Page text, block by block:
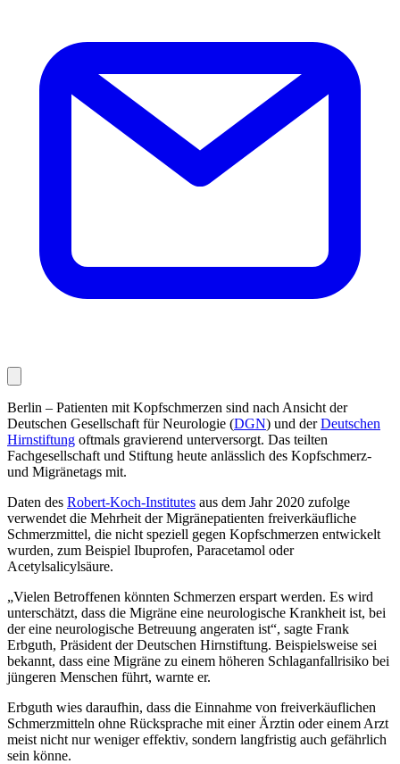
Berlin – Patienten mit Kopfschmerzen sind nach Ansicht der
Deutschen Gesellschaft für Neurologie (DGN) und derDeutschen
Hirnstiftung oftmals gravierend unterversorgt. Das teilten
Fachgesellschaft und Stiftung heute anlässlich des Kopfschmerz-
und Migränetags mit.
Daten des Robert-Koch-Institutes aus dem Jahr 2020 zufolge
verwendet die Mehrheit der Migränepatienten freiverkäufliche
Schmerzmittel, die nicht speziell gegen Kopfschmerzen entwickelt
wurden, zum Beispiel Ibuprofen, Paracetamol oder
Acetylsalicylsäure.
„Vielen Betroffenen könnten Schmerzen erspart werden. Es wird
unterschätzt, dass die Migräne eine neurolo­gische Krankheit ist, bei
der eine neurologische Betreuung angeraten ist“, sagte Frank
Erbguth, Präsident der Deutschen Hirnstiftung. Beispielsweise sei
bekannt, dass eine Migräne zu einem höheren Schlaganfallrisiko bei
jüngeren Menschen führt, warnte er.
Erbguth wies daraufhin, dass die Einnahme von freiverkäuflichen
Schmerzmitteln ohne Rücksprache mit einer Ärztin oder einem Arzt
meist nicht nur weniger effektiv, sondern langfristig auch gefährlich
sein könne.